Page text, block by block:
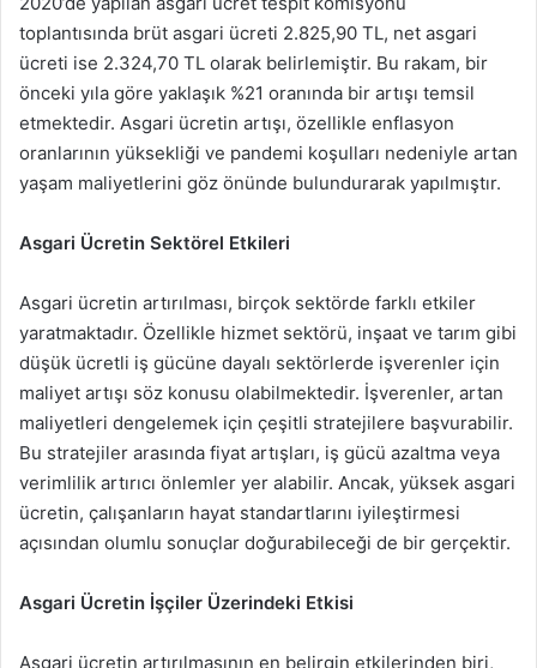
toplantısında brüt asgari ücreti 2.825,90 TL, net asgari
ücreti ise 2.324,70 TL olarak belirlemiştir. Bu rakam, bir
önceki yıla göre yaklaşık %21 oranında bir artışı temsil
etmektedir. Asgari ücretin artışı, özellikle enflasyon
oranlarının yüksekliği ve pandemi koşulları nedeniyle artan
yaşam maliyetlerini göz önünde bulundurarak yapılmıştır.
Asgari Ücretin Sektörel Etkileri
Asgari ücretin artırılması, birçok sektörde farklı etkiler
yaratmaktadır. Özellikle hizmet sektörü, inşaat ve tarım gibi
düşük ücretli iş gücüne dayalı sektörlerde işverenler için
maliyet artışı söz konusu olabilmektedir. İşverenler, artan
maliyetleri dengelemek için çeşitli stratejilere başvurabilir.
Bu stratejiler arasında fiyat artışları, iş gücü azaltma veya
verimlilik artırıcı önlemler yer alabilir. Ancak, yüksek asgari
ücretin, çalışanların hayat standartlarını iyileştirmesi
açısından olumlu sonuçlar doğurabileceği de bir gerçektir.
Asgari Ücretin İşçiler Üzerindeki Etkisi
Asgari ücretin artırılmasının en belirgin etkilerinden biri,